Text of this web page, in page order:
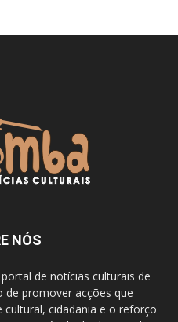
NÓS
de notícias culturais de
promover acções que
cidadania e o reforço